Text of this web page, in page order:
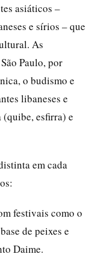
asiáticos –
e sírios – que
As
Paulo, por
o budismo e
libaneses e
esfirra) e
em cada
festivais como o
de peixes e
Daime.